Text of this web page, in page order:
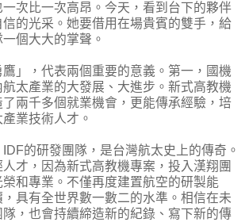
次比一次高昂。今天，看到台下的夥伴
的光采。她要借用在場貴賓的雙手，給
個大大的掌聲。
」，代表兩個重要的意義。第一，國機
航太產業的大發展、大進步。新式高教機
兩千多個就業機會，更能傳承經驗，培
業技術人才。
的研發團隊，是台灣航太史上的傳奇。
才，因為新式高教機專案，投入漢翔團
榮和專業。不僅再度建置航空的研製能
具有全世界數一數二的水準。相信在未
，也會持續締造新的紀錄、寫下新的傳